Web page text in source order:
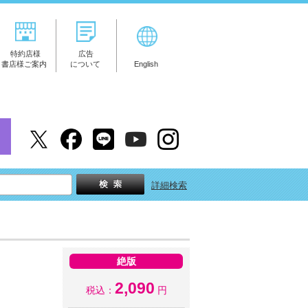
特約店様
書店様ご案内
広告
について
English
詳細検索
絶版
税込： 2,090 円